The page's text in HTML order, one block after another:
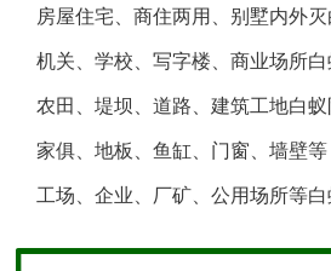
句容白蚁防治
响水白蚁防治
滨海白蚁防治
阜宁白蚁防治
房屋住宅、商住两用、别墅内外灭
机关、学校、写字楼、商业场所
农田、堤坝、道路、建筑工地白
家俱、地板、鱼缸、门窗、墙壁等
工场、企业、厂矿、公用场所等白